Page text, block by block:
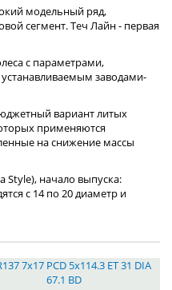
модельный ряд,
сегмент. Теч Лайн - первая
с параметрами,
заводами-
вариант литых
применяются
на снижение массы
Style), начало выпуска:
с 14 по 20 диаметр и
7x17 PCD 5x114.3 ET 31 DIA
67.1 BD